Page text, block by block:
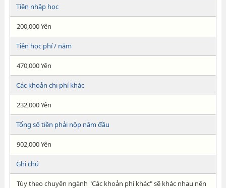
Tiền nhập học
200,000 Yên
Tiền học phí / năm
470,000 Yên
Các khoản chi phí khác
232,000 Yên
Tổng số tiền phải nộp năm đầu
902,000 Yên
Ghi chú
Tùy theo chuyên ngành "Các khoản phí khác" sẽ khác nhau nên